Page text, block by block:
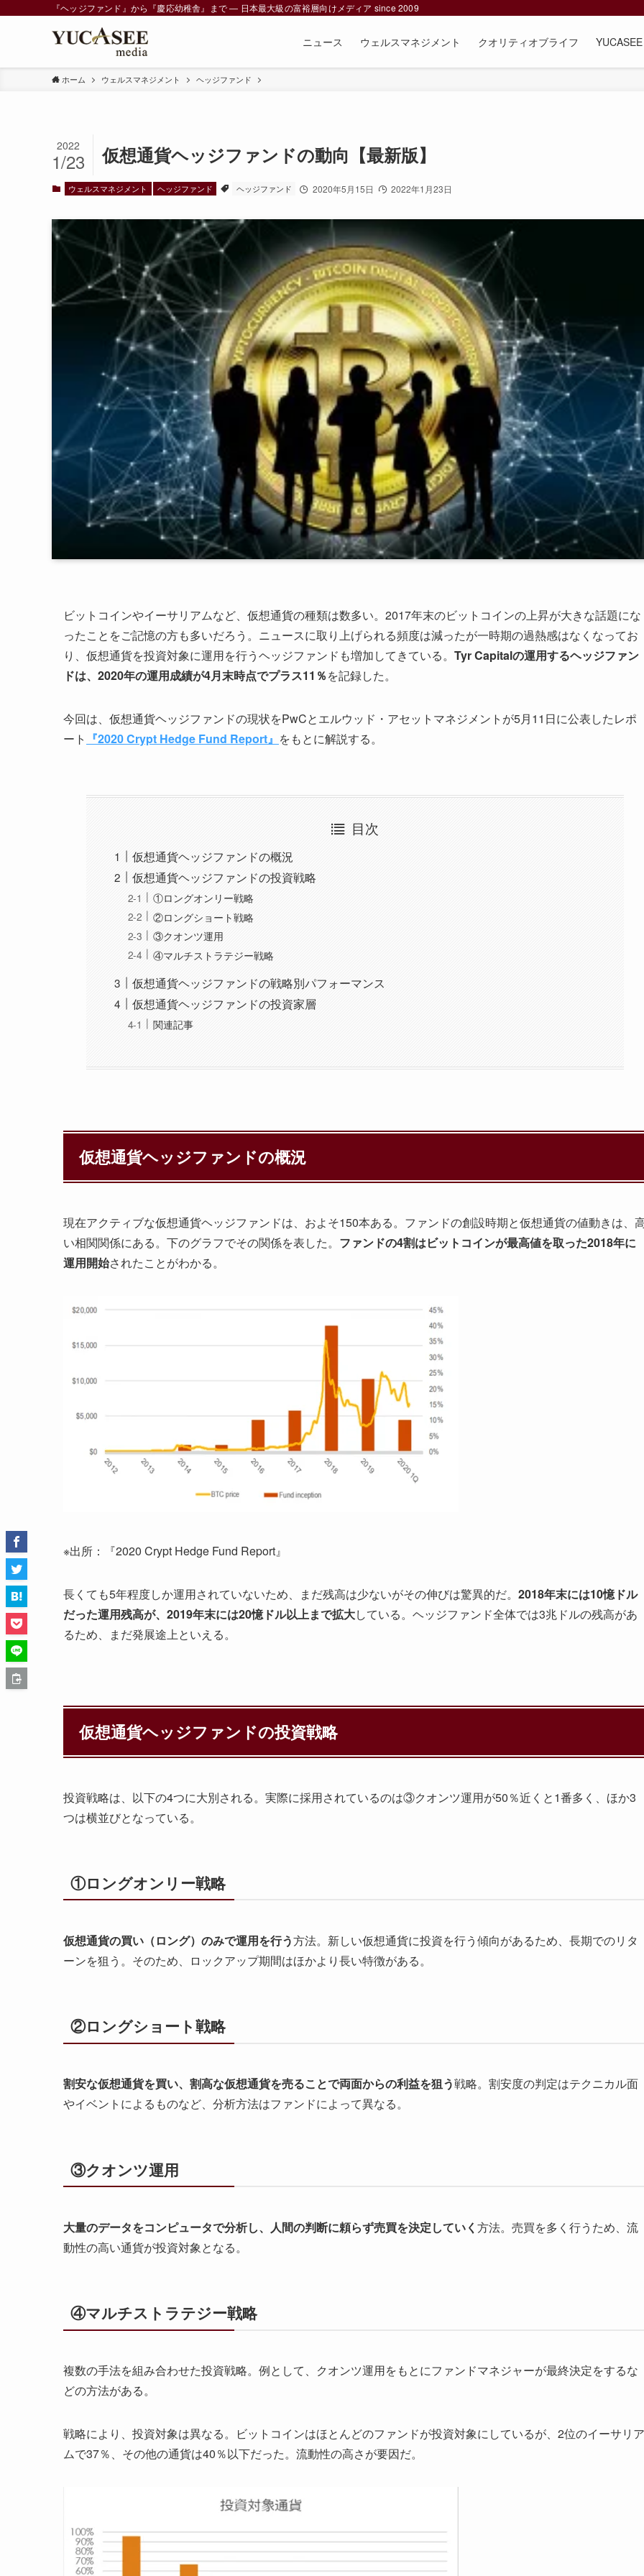
『ヘッジファンド』から『慶応幼稚舎』まで ― 日本最大級の富裕層向けメディア since 2009
ニュース ウェルスマネジメント クオリティオブライフ
ホーム ウェルスマネジメント ヘッジファンド
仮想通貨ヘッジファンドの動向【最新版】
2022
1/23
ウェルスマネジメント ヘッジファンド ヘッジファンド 2020年5月15日 2022年1月23日
ビットコインやイーサリアムなど、仮想通貨の種類は数多い。2017年末のビットコインの上昇が大きな話題にな
ったことをご記憶の方も多いだろう。ニュースに取り上げられる頻度は減ったが一時期の過熱感はなくなってお
り、仮想通貨を投資対象に運用を行うヘッジファンドも増加してきている。 Tyr Capitalの運用するヘッジファン
ドは、2020年の運用成績が4月末時点でプラス11％を記録した。
今回は、仮想通貨ヘッジファンドの現状をPwCとエルウッド・アセットマネジメントが5月11日に公表したレポ
ート 『2020 Crypt Hedge Fund Report』 をもとに解説する。
目次
仮想通貨ヘッジファンドの概況
仮想通貨ヘッジファンドの投資戦略
①ロングオンリー戦略
②ロングショート戦略
③クオンツ運用
④マルチストラテジー戦略
仮想通貨ヘッジファンドの戦略別パフォーマンス
仮想通貨ヘッジファンドの投資家層
関連記事
仮想通貨ヘッジファンドの概況
現在アクティブな仮想通貨ヘッジファンドは、およそ150本ある。ファンドの創設時期と仮想通貨の値動きは、
い相関関係にある。下のグラフでその関係を表した。 ファンドの4割はビットコインが最高値を取った2018年に
運用開始されたことがわかる。
※出所：『2020 Crypt Hedge Fund Report』
長くても5年程度しか運用されていないため、まだ残高は少ないがその伸びは驚異的だ。 2018年末には10憶ドル
だった運用残高が、2019年末には20憶ドル以上まで拡大している。ヘッジファンド全体では3兆ドルの残高があ
るため、まだ発展途上といえる。
仮想通貨ヘッジファンドの投資戦略
投資戦略は、以下の4つに大別される。実際に採用されているのは③クオンツ運用が50％近くと1番多く、ほか3
つは横並びとなっている。
①ロングオンリー戦略
仮想通貨の買い（ロング）のみで運用を行う方法。新しい仮想通貨に投資を行う傾向があるため、長期でのリタ
ーンを狙う。そのため、ロックアップ期間はほかより長い特徴がある。
②ロングショート戦略
割安な仮想通貨を買い、割高な仮想通貨を売ることで両面からの利益を狙う戦略。割安度の判定はテクニカル面
やイベントによるものなど、分析方法はファンドによって異なる。
③クオンツ運用
大量のデータをコンピュータで分析し、人間の判断に頼らず売買を決定していく 方法。売買を多く行うため、流
動性の高い通貨が投資対象となる。
④マルチストラテジー戦略
複数の手法を組み合わせた投資戦略。例として、クオンツ運用をもとにファンドマネジャーが最終決定をするな
どの方法がある。
戦略により、投資対象は異なる。ビットコインはほとんどのファンドが投資対象にしているが、2位のイーサリア
ムで37％、その他の通貨は40％以下だった。流動性の高さが要因だ。